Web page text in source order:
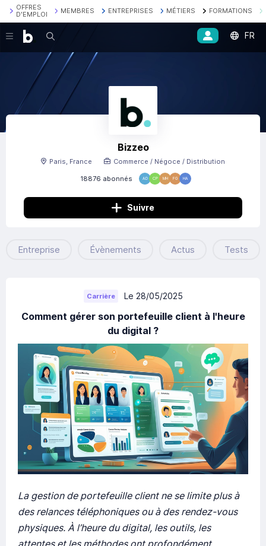
OFFRES
D'EMPLOI
MEMBRES ENTREPRISES MÉTIERS FORMATIONS
Recherche FR
Bizzeo
18876 abonnés AD CP MH FG HA
Paris, France Commerce / Négoce / Distribution
Suivre
Entreprise Évènements Actus Tests
Carrière Le 28/05/2025
Comment gérer son portefeuille client à l'heure
du digital ?
La gestion de portefeuille client ne se limite plus à
des relances téléphoniques ou à des rendez-vous
physiques. À l’heure du digital, les outils, les
attentes et les méthodes ont profondément